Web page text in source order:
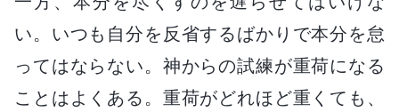
い。いつも自分を反省するばかりで本分を怠
ってはならない。神からの試練が重荷になる
ことはよくある。重荷がどれほど重くても、